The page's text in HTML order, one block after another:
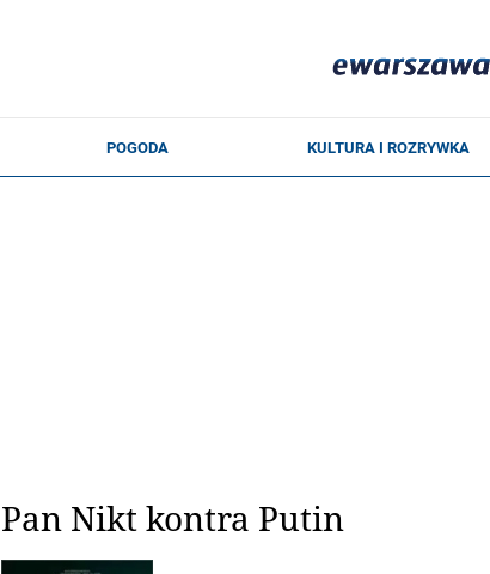
Pan Nikt kontra Putin